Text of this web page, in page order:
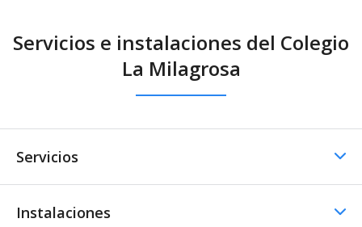
Servicios e instalaciones del Colegio
La Milagrosa
Servicios
Instalaciones